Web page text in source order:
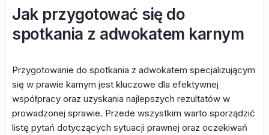
Jak przygotować się do
spotkania z adwokatem karnym
Przygotowanie do spotkania z adwokatem specjalizującym
się w prawie karnym jest kluczowe dla efektywnej
współpracy oraz uzyskania najlepszych rezultatów w
prowadzonej sprawie. Przede wszystkim warto sporządzić
listę pytań dotyczących sytuacji prawnej oraz oczekiwań